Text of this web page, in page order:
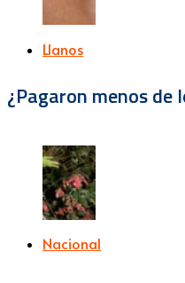
Llanos
¿Pagaron menos de
Nacional